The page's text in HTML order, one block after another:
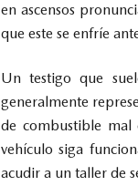
en ascensos
que este se enfríe
Un testigo que
generalmente
de combustible mal
vehículo siga
acudir a un taller de